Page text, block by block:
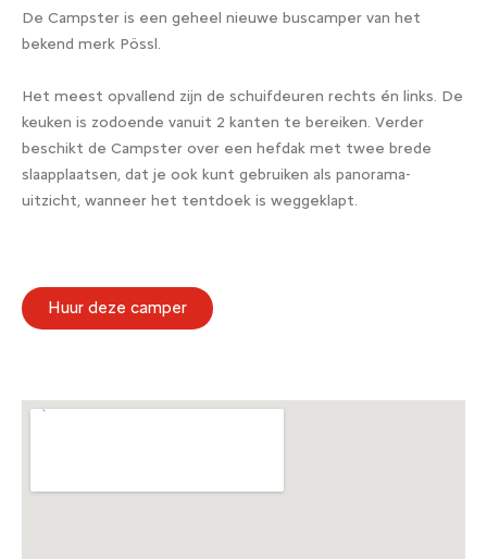
De Campster is een geheel nieuwe buscamper van het
bekend merk Pössl.
Het meest opvallend zijn de schuifdeuren rechts én links. De
keuken is zodoende vanuit 2 kanten te bereiken. Verder
beschikt de Campster over een hefdak met twee brede
slaapplaatsen, dat je ook kunt gebruiken als panorama-
uitzicht, wanneer het tentdoek is weggeklapt.
Huur deze camper